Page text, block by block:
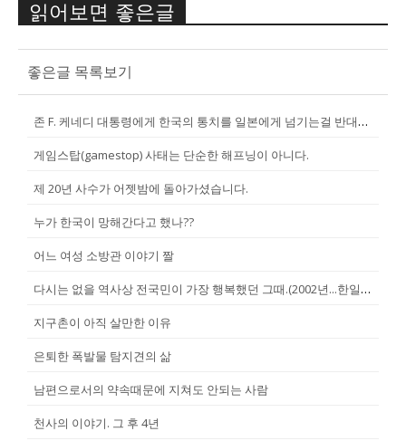
읽어보면 좋은글
좋은글 목록보기
존 F. 케네디 대통령에게 한국의 통치를 일본에게 넘기는걸 반대한 펄벅 ...
게임스탑(gamestop) 사태는 단순한 해프닝이 아니다.
제 20년 사수가 어젯밤에 돌아가셨습니다.
누가 한국이 망해간다고 했나??
어느 여성 소방관 이야기 짤
다시는 없을 역사상 전국민이 가장 행복했던 그때.(2002년...한일월드...
지구촌이 아직 살만한 이유
은퇴한 폭발물 탐지견의 삶
남편으로서의 약속때문에 지쳐도 안되는 사람
천사의 이야기. 그 후 4년